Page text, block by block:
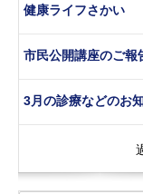
健康ライフさかい
市民公開講座のご報
3月の診療などのお